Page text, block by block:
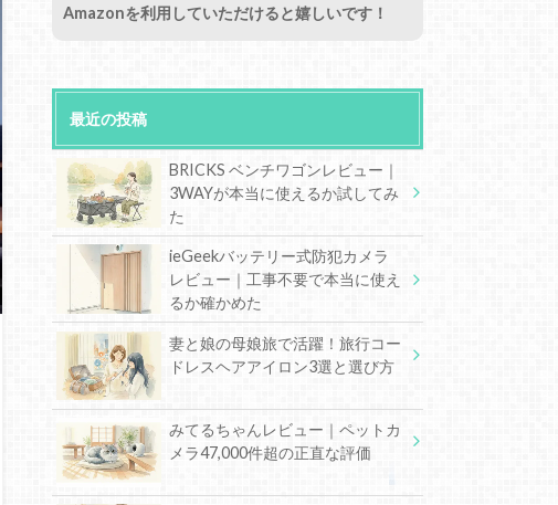
Amazonを利用していただけると嬉しいです！
最近の投稿
BRICKS ベンチワゴンレビュー｜
3WAYが本当に使えるか試してみ
た
ieGeekバッテリー式防犯カメラ
レビュー｜工事不要で本当に使え
るか確かめた
妻と娘の母娘旅で活躍！旅行コー
ドレスヘアアイロン3選と選び方
みてるちゃんレビュー｜ペットカ
メラ47,000件超の正直な評価